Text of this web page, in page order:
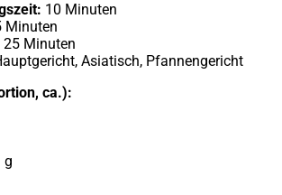
10 Minuten
Minuten
25 Minuten
Asiatisch, Pfannengericht
ca.):
g